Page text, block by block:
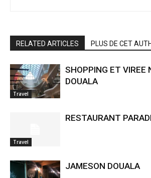
RELATED ARTICLES PLUS DE CET
Travel
SHOPPING ET VIREE
DOUALA
Travel
RESTAURANT
JAMESON DOUALA